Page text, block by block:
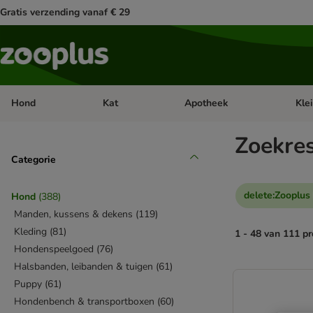
Gratis verzending vanaf € 29
Hond Open categorie menu: Hond
Kat Open categorie menu: Kat
Apotheek
Categorie
Hond (388)
Manden, kussens & dekens (119)
Kleding (81)
Hondenspeelgoed (76)
Halsbanden, leibanden & tuigen (61)
Puppy (61)
Hondenbench & transportboxen (60)
delete:
1 - 48 van 111